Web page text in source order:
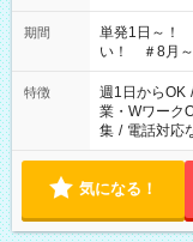
期間
単発1日～！
い！ ＃8月
特徴 週1日からOK /
業・Wワーク
集 / 電話対応
気になる！